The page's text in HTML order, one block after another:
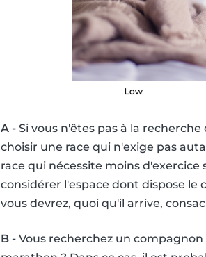
A - Si vous n'êtes pas à la
choisir une race qui n'exige pas
race qui nécessite moins
considérer l'espace dont dispose le
vous devrez, quoi qu'il arrive,
B - Vous recherchez un